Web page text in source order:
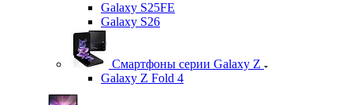
Galaxy S25FE
Galaxy S26
Смартфоны серии Galaxy Z
Galaxy Z Fold 4